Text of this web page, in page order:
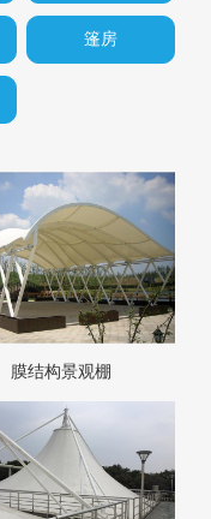
篷房
膜结构景观棚